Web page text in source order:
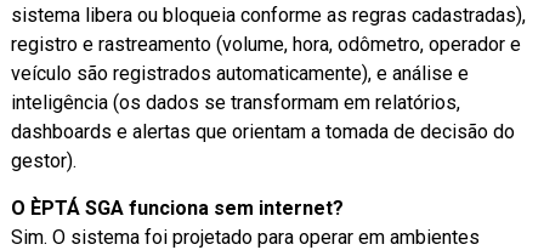
sistema libera ou bloqueia conforme as regras cadastradas),
registro e rastreamento (volume, hora, odômetro, operador e
veículo são registrados automaticamente), e análise e
inteligência (os dados se transformam em relatórios,
dashboards e alertas que orientam a tomada de decisão do
gestor).
O ÈPTÁ SGA funciona sem internet?
Sim. O sistema foi projetado para operar em ambientes